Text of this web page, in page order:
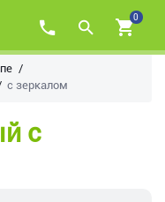
0
с зеркалом
с